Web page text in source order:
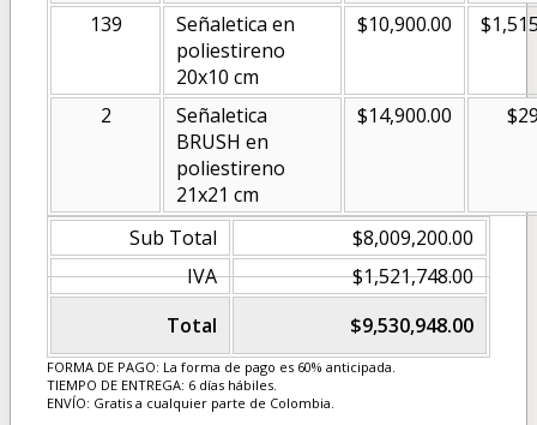
139
Señaletica en
poliestireno
20x10 cm
$10,900.00
2
Señaletica
BRUSH en
poliestireno
21x21 cm
$14,900.00
Sub Total
$8,009,200.00
IVA
$1,521,748.00
Total
$9,530,948.00
FORMA DE PAGO: La forma de pago es 60% anticipada.
TIEMPO DE ENTREGA: 6 días hábiles.
ENVÍO: Gratis a cualquier parte de Colombia.